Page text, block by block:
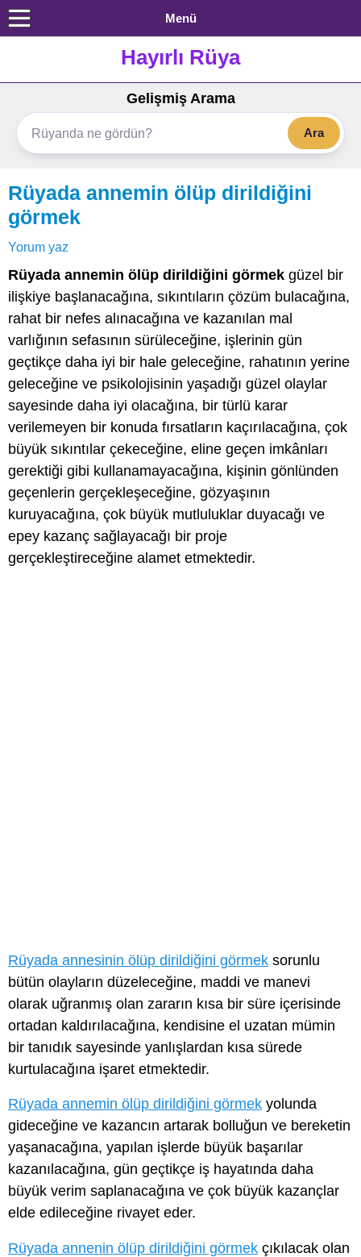
Menü
Hayırlı Rüya
Gelişmiş Arama
Ara
Rüyada annemin ölüp dirildiğini
görmek
Yorum yaz
Rüyada annemin ölüp dirildiğini görmek güzel bir
ilişkiye başlanacağına, sıkıntıların çözüm bulacağına,
rahat bir nefes alınacağına ve kazanılan mal
varlığının sefasının sürüleceğine, işlerinin gün
geçtikçe daha iyi bir hale geleceğine, rahatının yerine
geleceğine ve psikolojisinin yaşadığı güzel olaylar
sayesinde daha iyi olacağına, bir türlü karar
verilemeyen bir konuda fırsatların kaçırılacağına, çok
büyük sıkıntılar çekeceğine, eline geçen imkânları
gerektiği gibi kullanamayacağına, kişinin gönlünden
geçenlerin gerçekleşeceğine, gözyaşının
kuruyacağına, çok büyük mutluluklar duyacağı ve
epey kazanç sağlayacağı bir proje
gerçekleştireceğine alamet etmektedir.
Rüyada annesinin ölüp dirildiğini görmek sorunlu
bütün olayların düzeleceğine, maddi ve manevi
olarak uğranmış olan zararın kısa bir süre içerisinde
ortadan kaldırılacağına, kendisine el uzatan mümin
bir tanıdık sayesinde yanlışlardan kısa sürede
kurtulacağına işaret etmektedir.
Rüyada annemin ölüp dirildiğini görmek yolunda
gideceğine ve kazancın artarak bolluğun ve bereketin
yaşanacağına, yapılan işlerde büyük başarılar
kazanılacağına, gün geçtikçe iş hayatında daha
büyük verim saplanacağına ve çok büyük kazançlar
elde edileceğine rivayet eder.
Rüyada annenin ölüp dirildiğini görmek çıkılacak olan